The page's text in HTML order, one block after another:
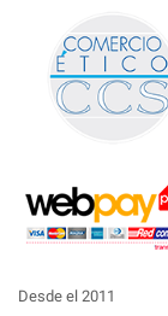
Desde el 2011